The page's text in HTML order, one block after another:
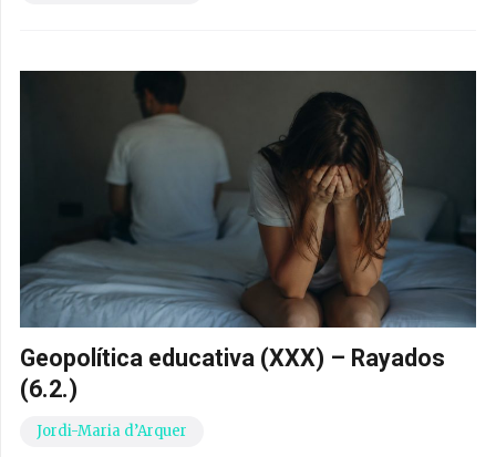
Geopolítica educativa (XXX) – Rayados
(6.2.)
Jordi-Maria d’Arquer